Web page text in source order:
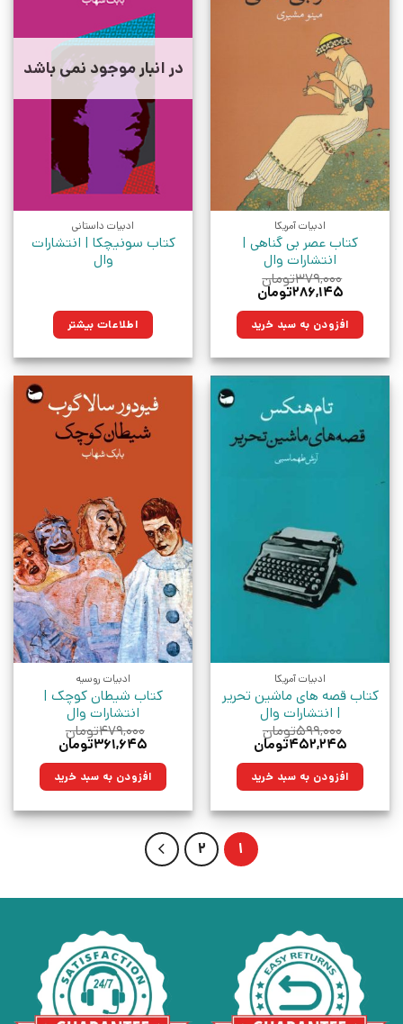
ادبیات آمریکا
کتاب عصر بی گناهی |
انتشارات وال
۳۷۹,۰۰۰تومان
قیمت
۳۷۹,۰۰۰تومان
بود.
۲۸۶,۱۴۵تومان
۲۸۶,۱۴۵تومان.افزودن به سبد خرید
در انبار موجود نمی باشد
ادبیات داستانی
کتاب سونیچکا | انتشارات
وال
اطلاعات بیشتر
ادبیات آمریکا
کتاب قصه های ماشین تحریر
| انتشارات وال
۵۹۹,۰۰۰تومان
قیمت
۵۹۹,۰۰۰تومان
بود.
۴۵۲,۲۴۵تومان
۴۵۲,۲۴۵تومان. افزودن به سبد خرید
ادبیات روسیه
کتاب شیطان کوچک |
انتشارات وال
۴۷۹,۰۰۰تومان
قیمت
۴۷۹,۰۰۰تومان
بود.
۳۶۱,۶۴۵تومان
۳۶۱,۶۴۵تومان.افزودن به سبد خرید
1
2